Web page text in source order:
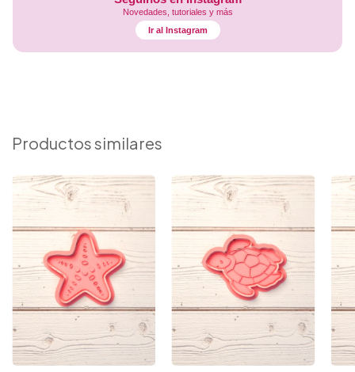
Novedades, tutoriales y más
Ir al Instagram
Productos similares